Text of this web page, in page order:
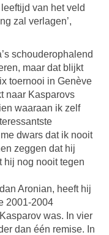
van het veld
zal verlagen’,
schouderophalend
maar dat blijkt
toernooi in Genève
naar Kasparovs
waaraan ik zelf
dwars dat ik nooit
zeggen dat hij
hij nog nooit tegen
Aronian, heeft hij
2001-2004
was. In vier
dan één remise. In